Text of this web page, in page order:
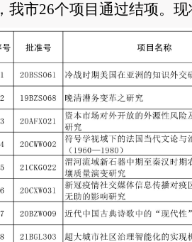
，我市26个项目通过结项。现